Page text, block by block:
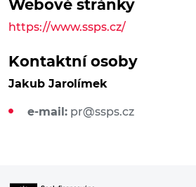
Webové stránky
https://www.ssps.cz/
Kontaktní osoby
Jakub Jarolímek
e-mail: pr@ssps.cz